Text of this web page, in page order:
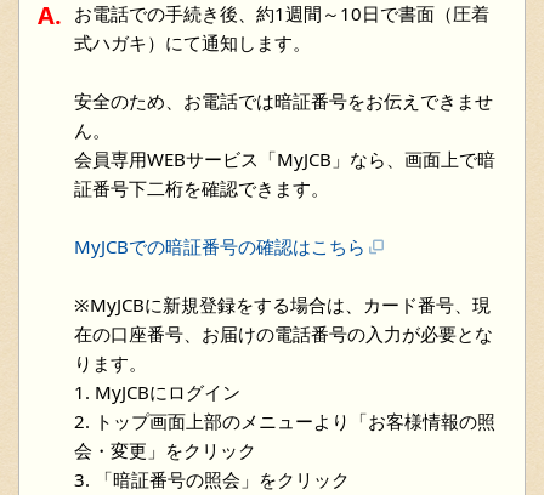
お電話での手続き後、約1週間～10日で書面（圧着
式ハガキ）にて通知します。
安全のため、お電話では暗証番号をお伝えできませ
ん。
会員専用WEBサービス「MyJCB」なら、画面上で暗
証番号下二桁を確認できます。
MyJCBでの暗証番号の確認はこちら
※MyJCBに新規登録をする場合は、カード番号、現
在の口座番号、お届けの電話番号の入力が必要とな
ります。
1. MyJCBにログイン
2. トップ画面上部のメニューより「お客様情報の照
会・変更」をクリック
3. 「暗証番号の照会」をクリック